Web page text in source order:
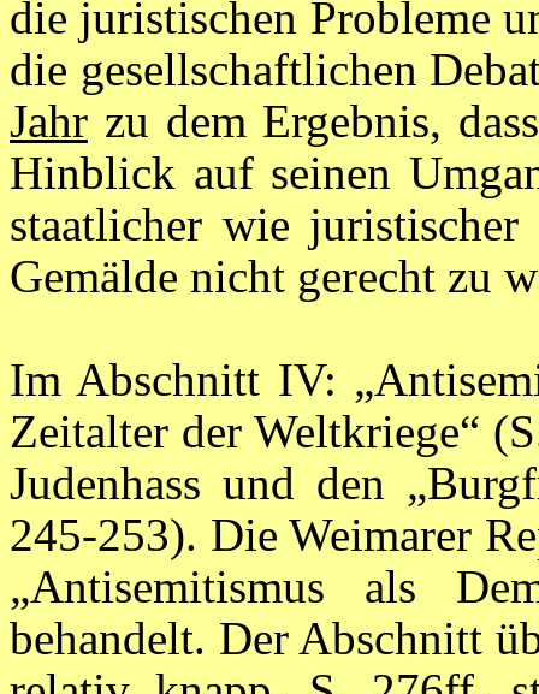
die juristischen Probleme
die gesellschaftlichen
Jahr zu dem Ergebnis,
Hinblick auf seinen
staatlicher wie
Gemälde nicht gerecht zu
Im Abschnitt IV:
Zeitalter der Weltkriege“
Judenhass und den
245-253). Die Weimarer
„Antisemitismus als
behandelt. Der Abschnitt